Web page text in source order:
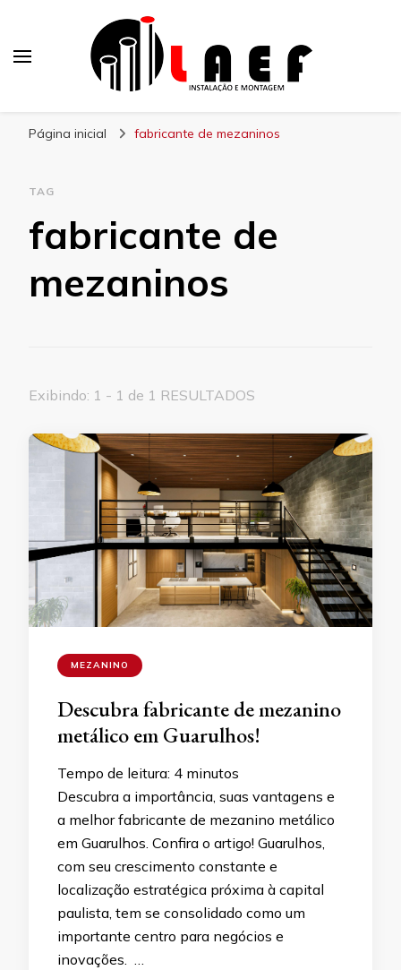
Página inicial fabricante de mezaninos
TAG
fabricante de
mezaninos
Exibindo: 1 - 1 de 1 RESULTADOS
MEZANINO
Descubra fabricante de mezanino
metálico em Guarulhos!
Tempo de leitura: 4 minutos
Descubra a importância, suas vantagens e
a melhor fabricante de mezanino metálico
em Guarulhos. Confira o artigo! Guarulhos,
com seu crescimento constante e
localização estratégica próxima à capital
paulista, tem se consolidado como um
importante centro para negócios e
inovações. …